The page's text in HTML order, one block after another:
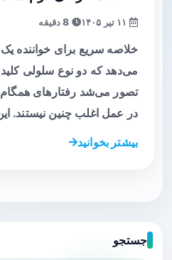
خلاصه سریع برای خواننده
می‌دهد که دو نوع سلولی
تصور می‌شد رفتارهای همگام
در عمل اغلب چنین نیستند.
بیشتر بخوانید
جستجو